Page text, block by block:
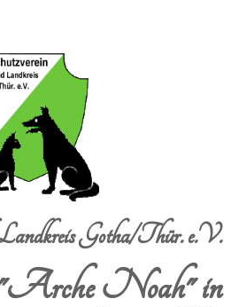
Gotha/Thür. e.V.
"Arche Noah" in